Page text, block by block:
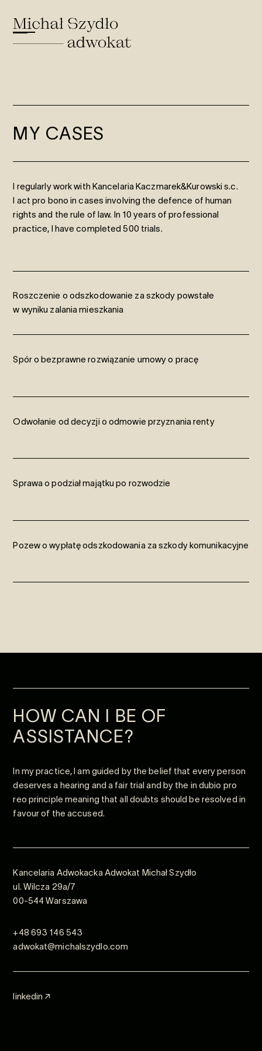
MY CASES
I regularly work with Kancelaria Kaczmarek&Kurowski s.c.
I act pro bono in cases involving the defence of human
rights and the rule of law. In 10 years of professional
practice, I have completed 500 trials.
Roszczenie o odszkodowanie za szkody powstałe
w wyniku zalania mieszkania
Spór o bezprawne rozwiązanie umowy o pracę
Odwołanie od decyzji o odmowie przyznania renty
Sprawa o podział majątku po rozwodzie
Pozew o wypłatę odszkodowania za szkody komunikacyjne
HOW CAN I BE OF
ASSISTANCE?
In my practice, I am guided by the belief that every person
deserves a hearing and a fair trial and by the in dubio pro
reo principle meaning that all doubts should be resolved in
favour of the accused.
Kancelaria Adwokacka Adwokat Michał Szydło
ul. Wilcza 29a/7
00-544 Warszawa
+48 693 146 543
adwokat@michalszydlo.com
linkedin ↗